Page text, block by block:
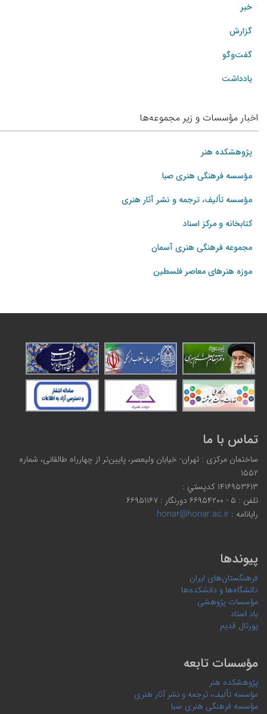
خبر
گزارش
گفت‌وگو
یادداشت
اخبار مؤسسات و زیر مجموعه‌ها
پژوهشکده هنر
مؤسسه فرهنگی هنری صبا
مؤسسه تألیف، ترجمه و نشر آثار هنری
کتابخانه و مرکز اسناد
مجموعه فرهنگی هنری آسمان
موزه هنرهای‌ معاصر فلسطین
تماس با ما
ساختمان مرکزی : تهران- خیابان ولیعصر، پایین‌تر از چهارراه طالقانی، شماره
۱۵۵۲
۱۴۱۶۹۵۳۶۱۳ كدپستي :
تلفن : ۵ - ۶۶۹۵۴۲۰۰ دورنگار : ۶۶۹۵۱۱۶۷
رایانامه :honar@honar.ac.ir
پیوندها
فرهنگستان‌های ایران
دانشگاه‌ها و دانشکده‌ها
مؤسسات پژوهشی
یاد استاد
پورتال قدیم
مؤسسات تابعه
پژوهشکده هنر
مؤسسه تألیف، ترجمه و نشر آثار هنری
مؤسسه فرهنگی هنری صبا